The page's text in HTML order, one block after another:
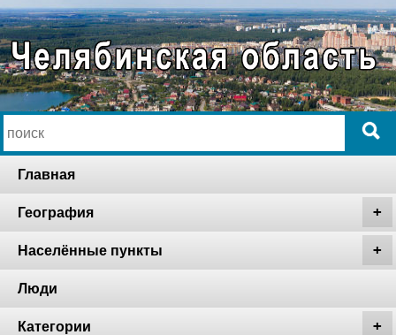
Главная
География
Населённые пункты
Люди
Категории